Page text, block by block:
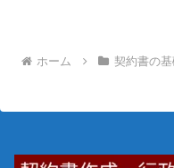
ホーム 契約書の基